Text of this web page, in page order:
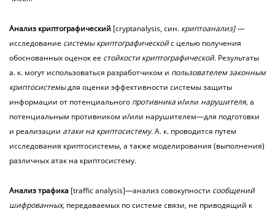
Анализ криптографический [cryptanalysis, син. криптоанализ] —
исследование системы криптографическойс целью получения
обоснованных оценок ее стойкости криптографической. Результаты
а. к. могут использоваться разработчиком и пользователем законным
криптосистемыдля оценки эффективности системы защиты
информации от потенциального противника и/или нарушителя,а
потенциальным противником и/или нарушителем—для подготовки
и реализации атаки на криптосистему.А. к. проводится путем
исследования криптосистемы, а также моделирования (выполнения)
различных атак на криптосистему.
Анализтрафика [traffic analysis]—анализ совокупности сообщений
шифрованных, передаваемых по системе связи, не приводящий к